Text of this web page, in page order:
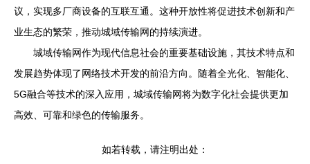
议，实现多厂商设备的互联互通。这种开放性将促进技术创新和产
业生态的繁荣，推动城域传输网的持续演进。
城域传输网作为现代信息社会的重要基础设施，其技术特点和
发展趋势体现了网络技术开发的前沿方向。随着全光化、智能化、
5G融合等技术的深入应用，城域传输网将为数字化社会提供更加
高效、可靠和绿色的传输服务。
如若转载，请注明出处：